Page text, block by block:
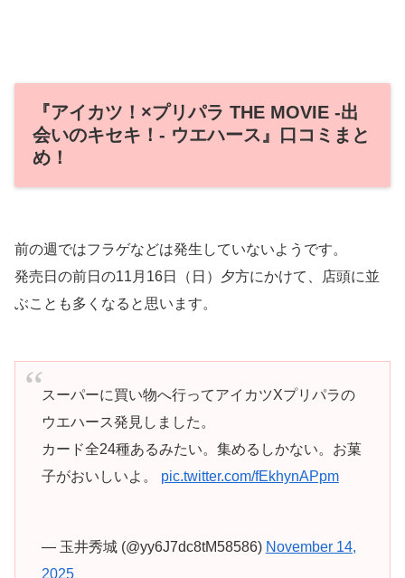
『アイカツ！×プリパラ THE MOVIE ‐出
会いのキセキ！‐ ウエハース』口コミまと
め！
前の週ではフラゲなどは発生していないようです。
発売日の前日の11月16日（日）夕方にかけて、店頭に並
ぶことも多くなると思います。
スーパーに買い物へ行ってアイカツXプリパラの
ウエハース発見しました。
カード全24種あるみたい。集めるしかない。お菓
子がおいしいよ。 pic.twitter.com/fEkhynAPpm
— 玉井秀城 (@yy6J7dc8tM58586) November 14,
2025